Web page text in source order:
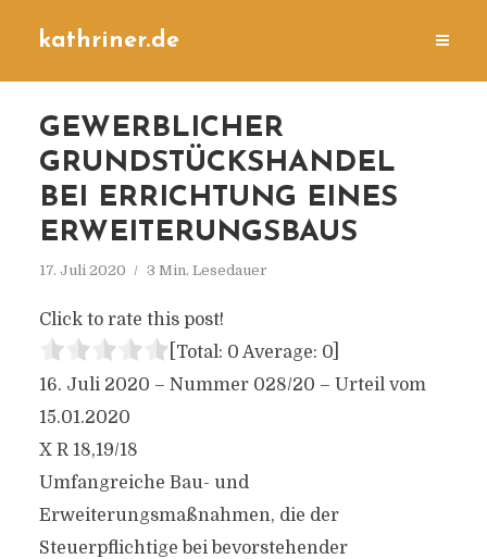
kathriner.de
GEWERBLICHER
GRUNDSTÜCKSHANDEL
BEI ERRICHTUNG EINES
ERWEITERUNGSBAUS
17. Juli 2020 3 Min. Lesedauer
Click to rate this post!
[Total: 0 Average: 0]
16. Juli 2020 – Nummer 028/20 – Urteil vom
15.01.2020
X R 18,19/18
Umfangreiche Bau- und
Erweiterungsmaßnahmen, die der
Steuerpflichtige bei bevorstehender